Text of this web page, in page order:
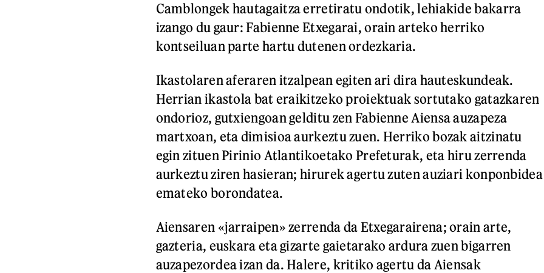
Camblongek hautagaitza erretiratu ondotik, lehiakide bakarra
izango du gaur: Fabienne Etxegarai, orain arteko herriko
kontseiluan parte hartu dutenen ordezkaria.
Ikastolaren aferaren itzalpean egiten ari dira hauteskundeak.
Herrian ikastola bat eraikitzeko proiektuak sortutako gatazkaren
ondorioz, gutxiengoan gelditu zen Fabienne Aiensa auzapeza
martxoan, eta dimisioa aurkeztu zuen. Herriko bozak aitzinatu
egin zituen Pirinio Atlantikoetako Prefeturak, eta hiru zerrenda
aurkeztu ziren hasieran; hirurek agertu zuten auziari konponbidea
emateko borondatea.
Aiensaren «jarraipen» zerrenda da Etxegarairena; orain arte,
gazteria, euskara eta gizarte gaietarako ardura zuen bigarren
auzapezordea izan da. Halere, kritiko agertu da Aiensak